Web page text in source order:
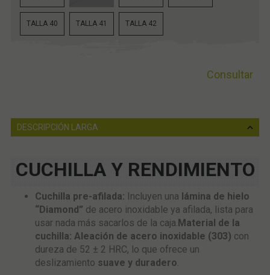
TALLA 40 TALLA 41 TALLA 42
Consultar
DESCRIPCIÓN LARGA
CUCHILLA Y RENDIMIENTO
Cuchilla pre-afilada: Incluyen una lámina de hielo
“Diamond” de acero inoxidable ya afilada, lista para
usar nada más sacarlos de la caja. Material de la
cuchilla: Aleación de acero inoxidable (303) con
dureza de 52 ± 2 HRC, lo que ofrece un
deslizamiento suave y duradero